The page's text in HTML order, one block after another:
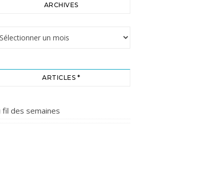
ARCHIVES
ARTICLES *
fil des semaines